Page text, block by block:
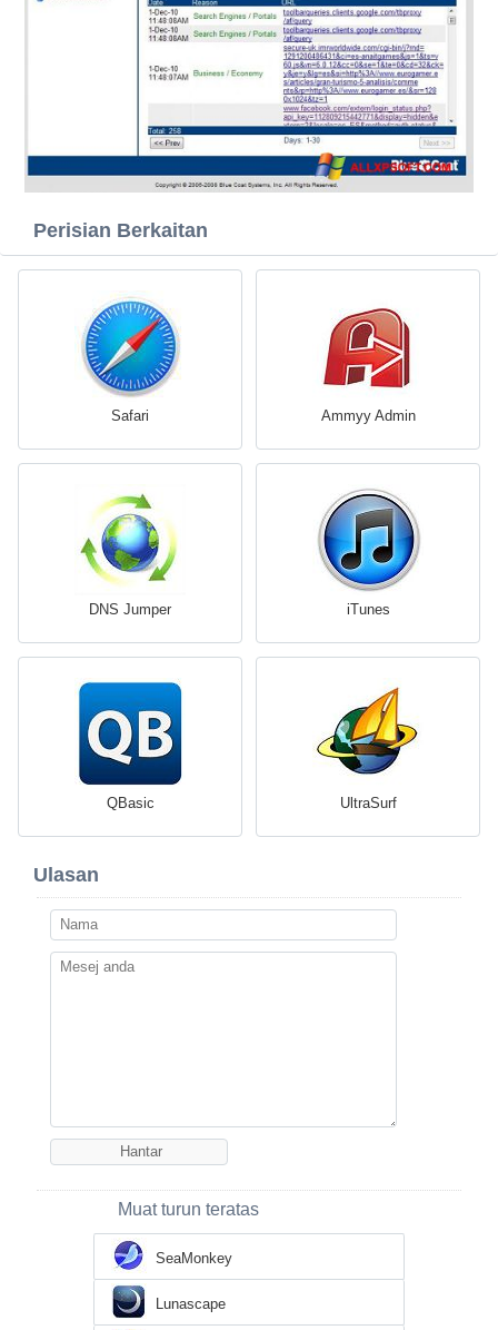
Perisian Berkaitan
Safari Ammyy Admin
DNS Jumper iTunes
QBasic UltraSurf
Ulasan
Muat turun teratas
SeaMonkey
Lunascape